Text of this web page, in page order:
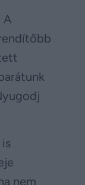
A
nem